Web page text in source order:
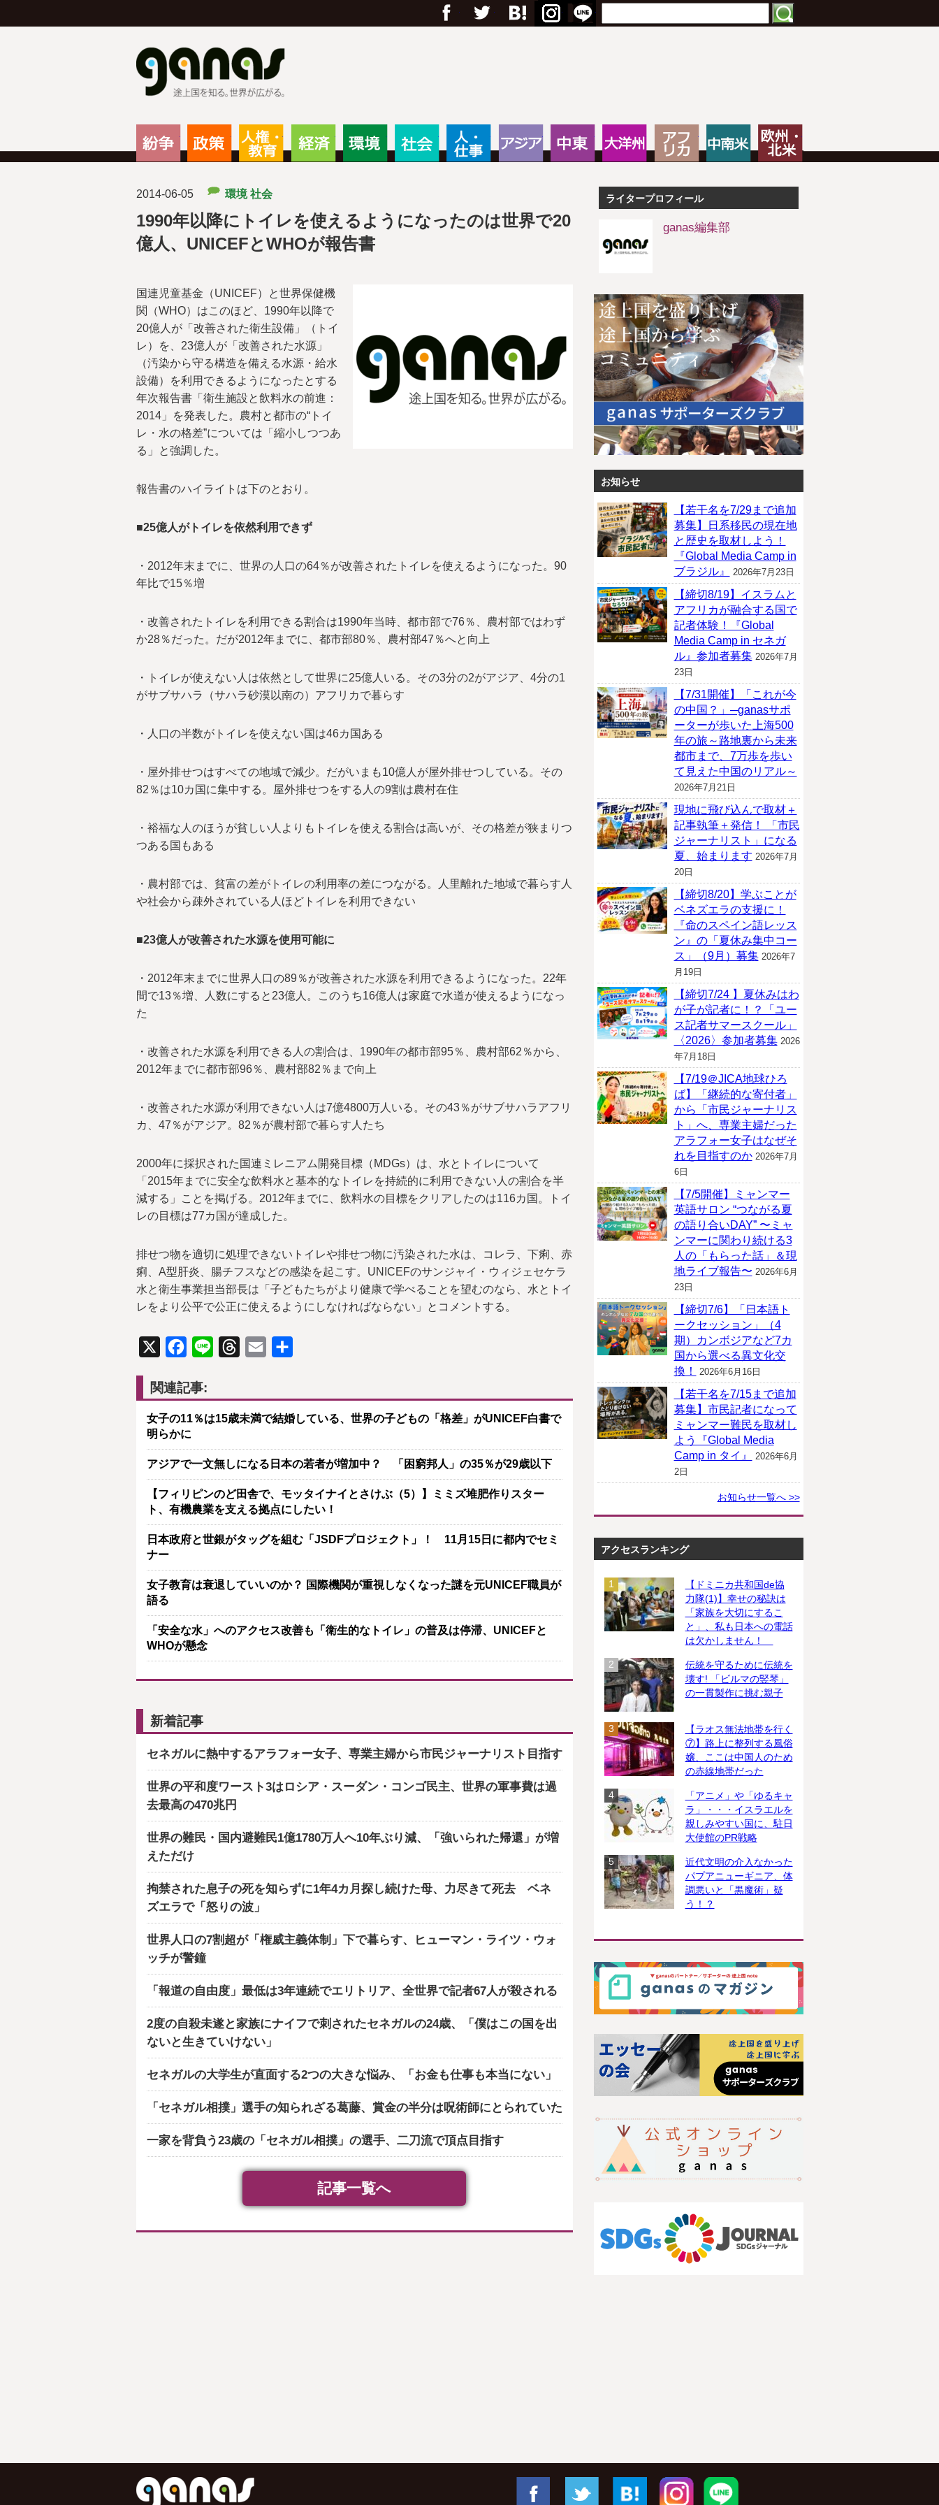
フェイスブック
Twitter Google+はてブ RSS
政策 社会 大洋州 中南米
2014-06-05 環境 社会
1990年以降にトイレを使えるようになったのは世界で20
億人、UNICEFとWHOが報告書
国連児童基金（UNICEF）と世界保健機
関（WHO）はこのほど、1990年以降で
20億人が「改善された衛生設備」（トイ
レ）を、23億人が「改善された水源」
（汚染から守る構造を備える水源・給水
設備）を利用できるようになったとする
年次報告書「衛生施設と飲料水の前進：
2014」を発表した。農村と都市の“トイ
レ・水の格差”については「縮小しつつあ
る」と強調した。
報告書のハイライトは下のとおり。
■25億人がトイレを依然利用できず
・2012年末までに、世界の人口の64％が改善されたトイレを使えるようになった。90
年比で15％増
・改善されたトイレを利用できる割合は1990年当時、都市部で76％、農村部ではわず
か28％だった。だが2012年までに、都市部80％、農村部47％へと向上
・トイレが使えない人は依然として世界に25億人いる。その3分の2がアジア、4分の1
がサブサハラ（サハラ砂漠以南の）アフリカで暮らす
・人口の半数がトイレを使えない国は46カ国ある
・屋外排せつはすべての地域で減少。だがいまも10億人が屋外排せつしている。その
82％は10カ国に集中する。屋外排せつをする人の9割は農村在住
・裕福な人のほうが貧しい人よりもトイレを使える割合は高いが、その格差が狭まりつ
つある国もある
・農村部では、貧富の差がトイレの利用率の差につながる。人里離れた地域で暮らす人
や社会から疎外されている人ほどトイレを利用できない
■23億人が改善された水源を使用可能に
・2012年末までに世界人口の89％が改善された水源を利用できるようになった。22年
間で13％増、人数にすると23億人。このうち16億人は家庭で水道が使えるようになっ
た
・改善された水源を利用できる人の割合は、1990年の都市部95％、農村部62％から、
2012年までに都市部96％、農村部82％まで向上
・改善された水源が利用できない人は7億4800万人いる。その43％がサブサハラアフリ
カ、47％がアジア。82％が農村部で暮らす人たち
2000年に採択された国連ミレニアム開発目標（MDGs）は、水とトイレについて
「2015年までに安全な飲料水と基本的なトイレを持続的に利用できない人の割合を半
減する」ことを掲げる。2012年までに、飲料水の目標をクリアしたのは116カ国。トイ
レの目標は77カ国が達成した。
排せつ物を適切に処理できないトイレや排せつ物に汚染された水は、コレラ、下痢、赤
痢、A型肝炎、腸チフスなどの感染を起こす。UNICEFのサンジャイ・ウィジェセケラ
水と衛生事業担当部長は「子どもたちがより健康で学べることを望むのなら、水とトイ
レをより公平で公正に使えるようにしなければならない」とコメントする。
Facebook
Line ThreadsEmail
関連記事:
女子の11％は15歳未満で結婚している、世界の子どもの「格差」がUNICEF白書で
明らかに
アジアで一文無しになる日本の若者が増加中？ 「困窮邦人」の35％が29歳以下
【フィリピンのど田舎で、モッタイナイとさけぶ（5）】ミミズ堆肥作りスター
ト、有機農業を支える拠点にしたい！
日本政府と世銀がタッグを組む「JSDFプロジェクト」！ 11月15日に都内でセミ
ナー
女子教育は衰退していいのか？ 国際機関が重視しなくなった謎を元UNICEF職員が
語る
「安全な水」へのアクセス改善も「衛生的なトイレ」の普及は停滞、UNICEFと
WHOが懸念
新着記事
セネガルに熱中するアラフォー女子、専業主婦から市民ジャーナリスト目指す
世界の平和度ワースト3はロシア・スーダン・コンゴ民主、世界の軍事費は過
去最高の470兆円
世界の難民・国内避難民1億1780万人へ10年ぶり減、「強いられた帰還」が増
えただけ
拘禁された息子の死を知らずに1年4カ月探し続けた母、力尽きて死去 ベネ
ズエラで「怒りの波」
世界人口の7割超が「権威主義体制」下で暮らす、ヒューマン・ライツ・ウォ
ッチが警鐘
「報道の自由度」最低は3年連続でエリトリア、全世界で記者67人が殺される
2度の自殺未遂と家族にナイフで刺されたセネガルの24歳、「僕はこの国を出
ないと生きていけない」
セネガルの大学生が直面する2つの大きな悩み、「お金も仕事も本当にない」
「セネガル相撲」選手の知られざる葛藤、賞金の半分は呪術師にとられていた
一家を背負う23歳の「セネガル相撲」の選手、二刀流で頂点目指す
記事一覧へ
ライタープロフィール
ganas編集部
お知らせ
【若干名を7/29まで追加
募集】日系移民の現在地
と歴史を取材しよう！
『Global Media Camp in
ブラジル』
2026年7月23日
【締切8/19】イスラムと
アフリカが融合する国で
記者体験！『Global
Media Camp in セネガ
ル』参加者募集 2026年7月
23日
【7/31開催】「これが今
の中国？」─ganasサポ
ーターが歩いた上海500
年の旅～路地裏から未来
都市まで、7万歩を歩い
て見えた中国のリアル～
2026年7月21日
現地に飛び込んで取材＋
記事執筆＋発信！ 「市民
ジャーナリスト」になる
夏、始まります 2026年7月
20日
【締切8/20】学ぶことが
ベネズエラの支援に！
『命のスペイン語レッス
ン』の「夏休み集中コー
ス」（9月）募集 2026年7
月19日
【締切7/24 】夏休みはわ
が子が記者に！？「ユー
ス記者サマースクール」
〈2026〉参加者募集 2026
年7月18日
【7/19＠JICA地球ひろ
ば】「継続的な寄付者」
から「市民ジャーナリス
ト」へ、専業主婦だった
アラフォー女子はなぜそ
れを目指すのか 2026年7月
6日
【7/5開催】ミャンマー
英語サロン “つながる夏
の語り合いDAY” 〜ミャ
ンマーに関わり続ける3
人の「もらった話」＆現
地ライブ報告〜 2026年6月
23日
【締切7/6】「日本語ト
ークセッション」（4
期）カンボジアなど7カ
国から選べる異文化交
換！
2026年6月16日
【若干名を7/15まで追加
募集】市民記者になって
ミャンマー難民を取材し
よう『Global Media
Camp in タイ』
2026年6月
2日
お知らせ一覧へ >>
アクセスランキング
【ドミニカ共和国de協
力隊(1)】幸せの秘訣は
「家族を大切にするこ
と」、私も日本への電話
は欠かしません！
伝統を守るために伝統を
壊す! 「ビルマの竪琴」
の一貫製作に挑む親子
【ラオス無法地帯を行く
⑦】路上に整列する風俗
嬢、ここは中国人のため
の赤線地帯だった
「アニメ」や「ゆるキャ
ラ」・・・イスラエルを
親しみやすい国に、駐日
大使館のPR戦略
近代文明の介入なかった
パプアニューギニア、体
調悪いと「黒魔術」疑
う！？
Facebook Twitter はてブ InstagramLINE